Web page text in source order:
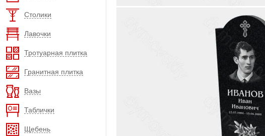
Столики
Лавочки
Тротуарная плитка
Гранитная плитка
Вазы
Таблички
Щебень